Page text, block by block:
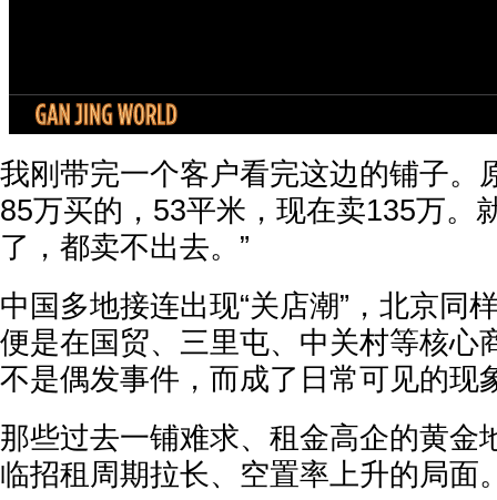
我刚带完一个客户看完这边的铺子。
85万买的，53平米，现在卖135万。
了，都卖不出去。”
中国多地接连出现“关店潮”，北京同
便是在国贸、三里屯、中关村等核心
不是偶发事件，而成了日常可见的现
那些过去一铺难求、租金高企的黄金
临招租周期拉长、空置率上升的局面